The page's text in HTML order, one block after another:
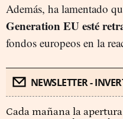
Además, ha lamentado
Generation EU esté
fondos europeos en la
NEWSLETTER -
Cada mañana la